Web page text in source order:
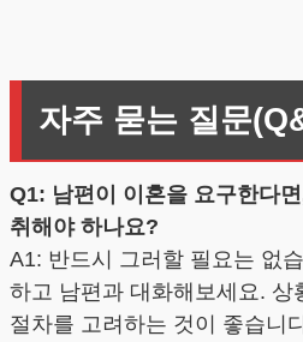
자주 묻는 질문
Q1: 남편이 이혼을 요구한다
취해야 하나요?
A1: 반드시 그러할 필요는 없
하고 남편과 대화해보세요. 상
절차를 고려하는 것이 좋습니